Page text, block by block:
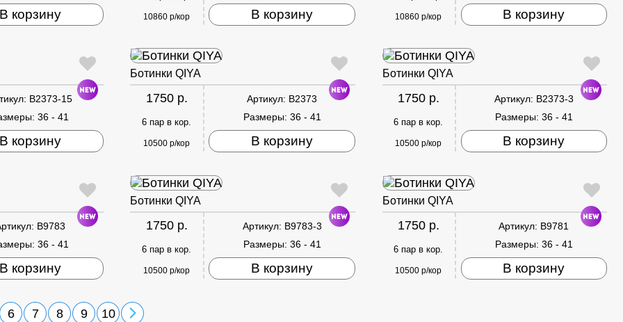
В корзину 10860 р/кор В корзину 10860 р/кор В корзину
B2373-15
36 - 41
В корзину
Ботинки QIYA
1750 р.
6 пар в кор.
10500 р/кор
Артикул: B2373
Размеры: 36 - 41
В корзину
Ботинки QIYA
1750 р.
6 пар в кор.
10500 р/кор
Артикул: B2373-3
Размеры: 36 - 41
В корзину
B9783
36 - 41
В корзину
Ботинки QIYA
1750 р.
6 пар в кор.
10500 р/кор
Артикул: B9783-3
Размеры: 36 - 41
В корзину
Ботинки QIYA
1750 р.
6 пар в кор.
10500 р/кор
Артикул: B9781
Размеры: 36 - 41
В корзину
6 7 8 9 10